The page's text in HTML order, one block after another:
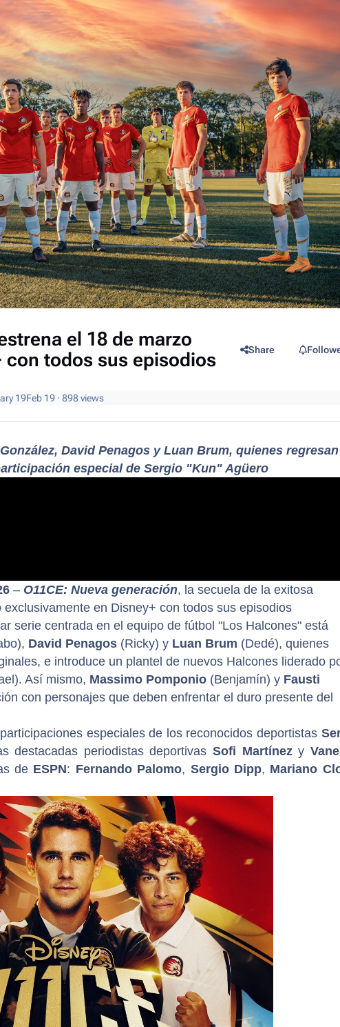
el 18 de marzo
con todos sus episodios
Share
19Feb 19· 898 views
David Penagos y Luan Brum, quienes
especial de Sergio "Kun" Agüero
– O11CE: Nueva generación, la secuela de la exitosa
en Disney+ con todos sus episodios
serie centrada en el equipo de fútbol "Los Halcones" está
David Penagos (Ricky) y Luan Brum (Dedé), quienes
e introduce un plantel de nuevos Halcones liderado
Así mismo, Massimo Pomponio (Benjamín) y Fausti
con personajes que deben enfrentar el duro presente del
especiales de los reconocidos deportistas
destacadas periodistas deportivasSofi Martínezy
de ESPN: Fernando Palomo, Sergio Dipp, Mariano